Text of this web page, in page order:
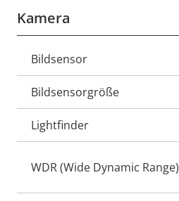
Kamera
Eigentumsbeschreibung
Bildsensor
Bildsensorgröße
Lightfinder
WDR (Wide Dynamic Range)